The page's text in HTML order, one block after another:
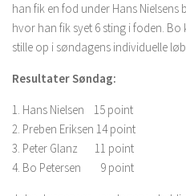
han fik en fod under Hans
hvor han fik syet 6 sting i foden.
stille op i søndagens individuelle
Resultater Søndag:
1. Hans Nielsen 15 point
2. Preben Eriksen 14 point
3. Peter Glanz 11 point
4. Bo Petersen 9 point